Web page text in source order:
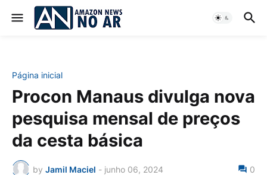
Página inicial
Procon Manaus divulga nova
pesquisa mensal de preços
da cesta básica
by Jamil Maciel - junho 06, 2024 0